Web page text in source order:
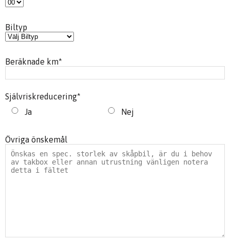
Biltyp
Beräknade km*
Självriskreducering*
Ja
Nej
Övriga önskemål